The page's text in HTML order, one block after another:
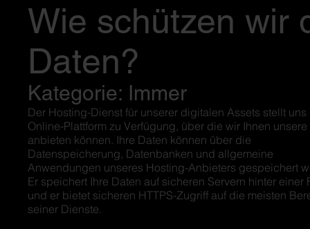
Wie schützen wir
Daten?
Kategorie: Immer
Der Hosting-Dienst für unserer digitalen Assets stellt uns
Online-Plattform zu Verfügung, über die wir Ihnen
anbieten können. Ihre Daten können über die
Datenspeicherung, Datenbanken und allgemeine
Anwendungen unseres Hosting-Anbieters gespeichert
Er speichert Ihre Daten auf sicheren Servern hinter einer
und er bietet sicheren HTTPS-Zugriff auf die meisten
seiner Dienste.